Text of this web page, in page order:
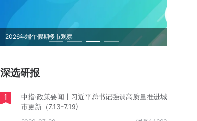
中国保租房筹集模式全景复盘
深选研报
1
中指·政策要闻丨习近平总书记强调高质量推进城
市更新（7.13-7.19)